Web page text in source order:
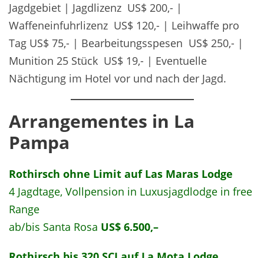
Jagdgebiet | Jagdlizenz US$ 200,- |
Waffeneinfuhrlizenz US$ 120,- | Leihwaffe pro
Tag US$ 75,- | Bearbeitungsspesen US$ 250,- |
Munition 25 Stück US$ 19,- | Eventuelle
Nächtigung im Hotel vor und nach der Jagd.
Arrangementes in La
Pampa
Rothirsch ohne Limit auf Las Maras Lodge
4 Jagdtage, Vollpension in Luxusjagdlodge in free
Range
ab/bis Santa Rosa US$ 6.500,–